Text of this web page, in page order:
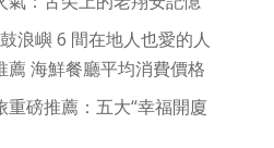
浪嶼 6 間在地人也愛的人
海鮮餐廳平均消費價格
重磅推薦：五大“幸福開廈